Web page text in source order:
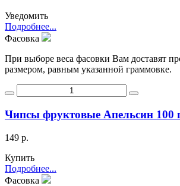
Уведомить
Подробнее...
Фасовка
При выборе веса фасовки Вам доставят
размером, равным указанной граммовке.
Чипсы фруктовые Апельсин 100
149 р.
Купить
Подробнее...
Фасовка